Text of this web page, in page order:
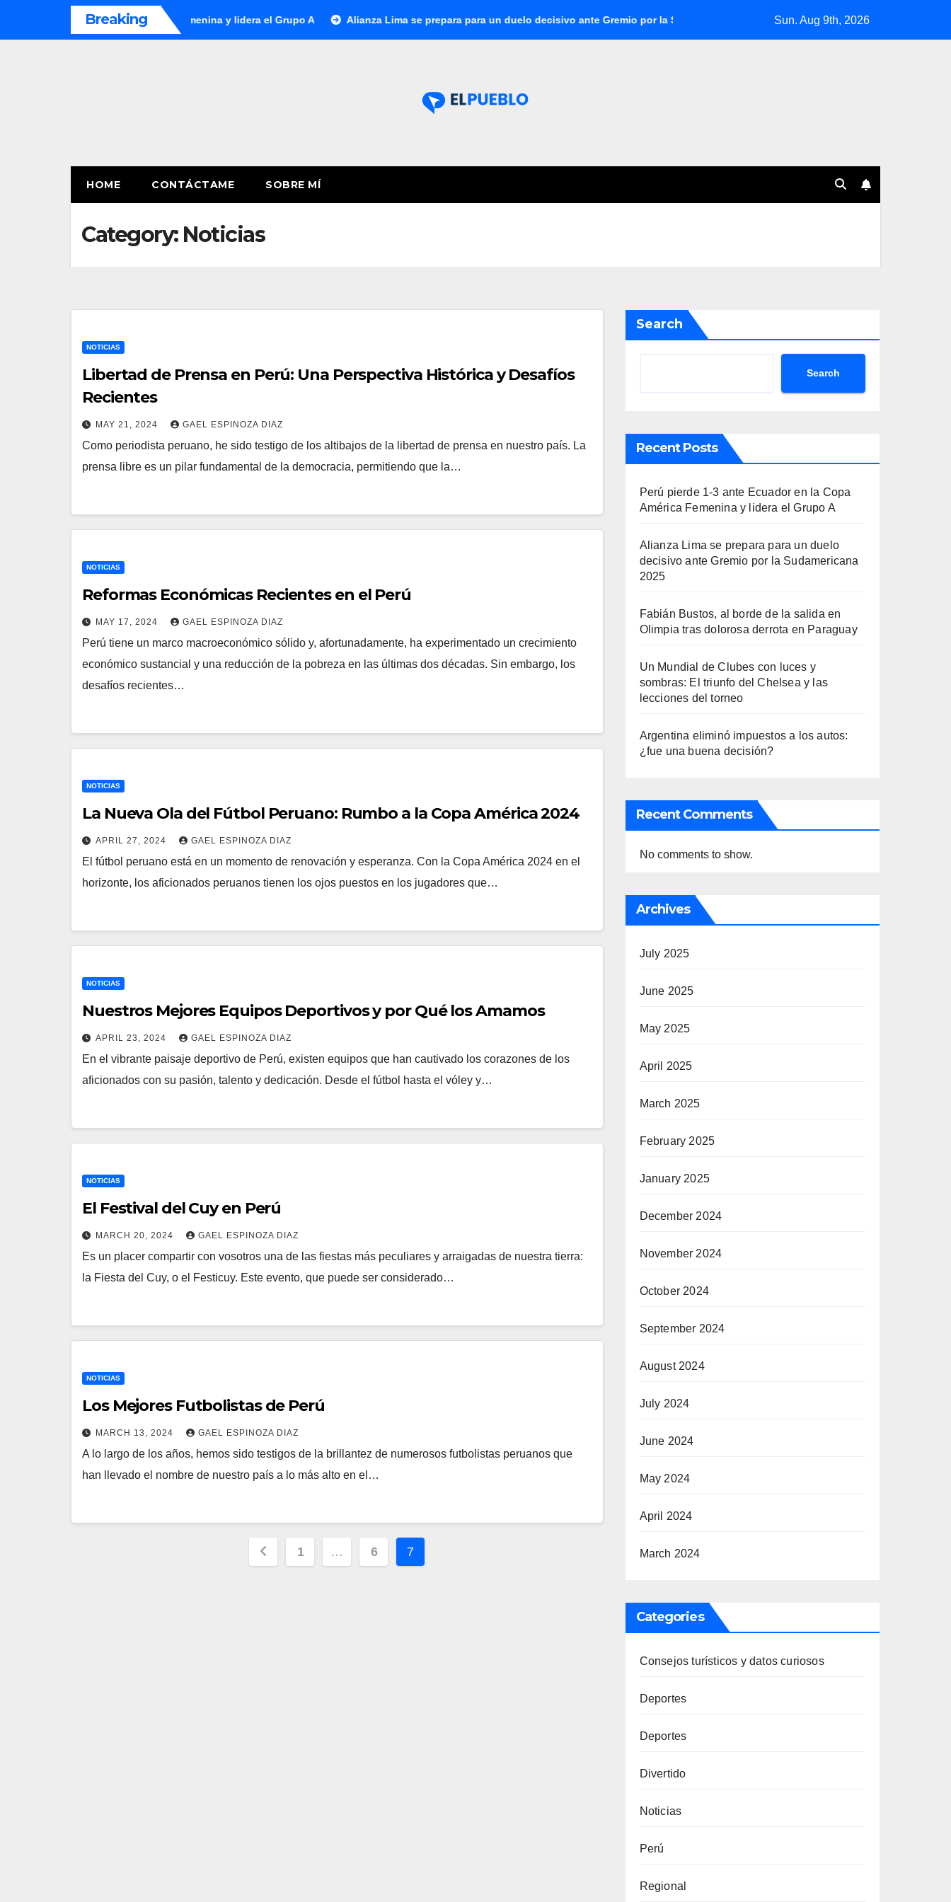
Breaking
en la Copa América Femenina y lidera el Grupo A Alianza Lima se prepara para un duelo decisivo ante Gremio por la Sudamericana 2025 Fabián Bustos, al borde de la salida
Sun. Aug 9th, 2026
HOME CONTÁCTAME SOBRE MÍ
Category: Noticias
NOTICIAS
Libertad de Prensa en Perú: Una Perspectiva Histórica y Desafíos
Recientes
MAY 21, 2024 GAEL ESPINOZA DIAZ
Como periodista peruano, he sido testigo de los altibajos de la libertad de prensa en nuestro país. La
prensa libre es un pilar fundamental de la democracia, permitiendo que la…
NOTICIAS
Reformas Económicas Recientes en el Perú
MAY 17, 2024 GAEL ESPINOZA DIAZ
Perú tiene un marco macroeconómico sólido y, afortunadamente, ha experimentado un crecimiento
económico sustancial y una reducción de la pobreza en las últimas dos décadas. Sin embargo, los
desafíos recientes…
NOTICIAS
La Nueva Ola del Fútbol Peruano: Rumbo a la Copa América 2024
APRIL 27, 2024 GAEL ESPINOZA DIAZ
El fútbol peruano está en un momento de renovación y esperanza. Con la Copa América 2024 en el
horizonte, los aficionados peruanos tienen los ojos puestos en los jugadores que…
NOTICIAS
Nuestros Mejores Equipos Deportivos y por Qué los Amamos
APRIL 23, 2024 GAEL ESPINOZA DIAZ
En el vibrante paisaje deportivo de Perú, existen equipos que han cautivado los corazones de los
aficionados con su pasión, talento y dedicación. Desde el fútbol hasta el vóley y…
NOTICIAS
El Festival del Cuy en Perú
MARCH 20, 2024 GAEL ESPINOZA DIAZ
Es un placer compartir con vosotros una de las fiestas más peculiares y arraigadas de nuestra tierra:
la Fiesta del Cuy, o el Festicuy. Este evento, que puede ser considerado…
NOTICIAS
Los Mejores Futbolistas de Perú
MARCH 13, 2024 GAEL ESPINOZA DIAZ
A lo largo de los años, hemos sido testigos de la brillantez de numerosos futbolistas peruanos que
han llevado el nombre de nuestro país a lo más alto en el…
Posts
1 … 6 7
Search
Search
Recent Posts
Perú pierde 1-3 ante Ecuador en la Copa
América Femenina y lidera el Grupo A
Alianza Lima se prepara para un duelo
decisivo ante Gremio por la Sudamericana
2025
Fabián Bustos, al borde de la salida en
Olimpia tras dolorosa derrota en Paraguay
Un Mundial de Clubes con luces y
sombras: El triunfo del Chelsea y las
lecciones del torneo
Argentina eliminó impuestos a los autos:
¿fue una buena decisión?
Recent Comments
No comments to show.
Archives
July 2025
June 2025
May 2025
April 2025
March 2025
February 2025
January 2025
December 2024
November 2024
October 2024
September 2024
August 2024
July 2024
June 2024
May 2024
April 2024
March 2024
Categories
Consejos turísticos y datos curiosos
Deportes
Deportes
Divertido
Noticias
Perú
Regional